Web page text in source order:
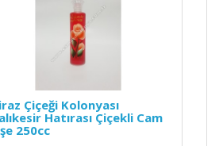
Çiçeği Kolonyası
Hatırası Çiçekli Cam
250cc